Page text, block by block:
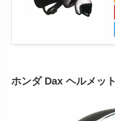
ホンダ Dax ヘルメット